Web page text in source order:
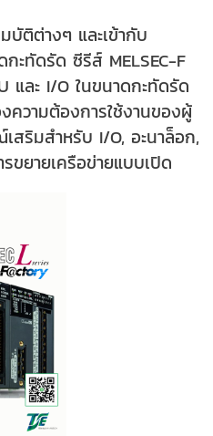
ต่างๆ และเข้ากับ
กะทัดรัด ซีรีส์ MELSEC-F
และ I/O ในขนาดกะทัดรัด
ความต้องการใช้งานของผู้
สริมสำหรับ I/O, อะนาล็อก,
ขยายเครือข่ายแบบเปิด